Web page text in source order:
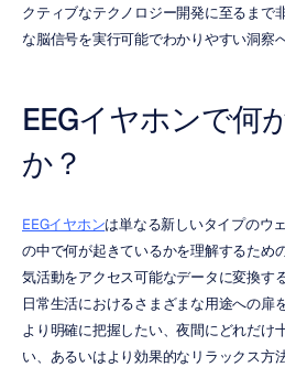
クティブなテクノロジー開発に至るまで
な脳信号を実行可能でわかりやすい洞察
EEGイヤホンで何
か？
EEGイヤホンは単なる新しいタイプのウ
の中で何が起きているかを理解するため
気活動をアクセス可能なデータに変換す
日常生活におけるさまざまな用途への扉
より明確に把握したい、夜間にどれだけ
い、あるいはより効果的なリラックス方